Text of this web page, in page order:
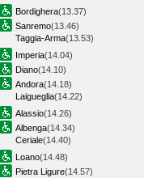
Bordighera(13.37)
Sanremo(13.46)
Taggia-Arma(13.53)
Imperia(14.04)
Diano(14.10)
Andora(14.18)
Laigueglia(14.22)
Alassio(14.26)
Albenga(14.34)
Ceriale(14.40)
Loano(14.48)
Pietra Ligure(14.57)